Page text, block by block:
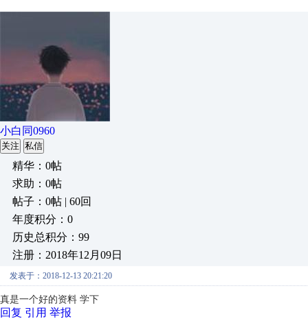
小白同0960
关注 私信
精华：0帖
求助：0帖
帖子：0帖 | 60回
年度积分：0
历史总积分：99
注册：2018年12月09日
发表于：2018-12-13 20:21:20
真是一个好的资料 学下
回复 引用 举报